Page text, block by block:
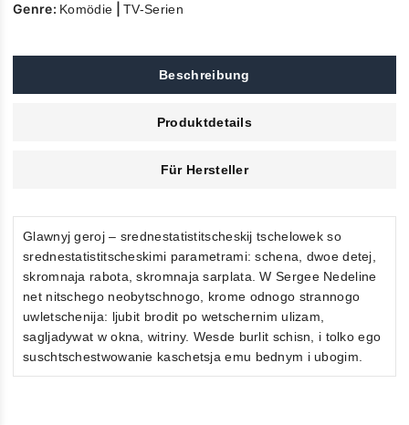
Genre: Komödie |TV-Serien
Beschreibung
Produktdetails
Für Hersteller
Glawnyj geroj – srednestatistitscheskij tschelowek so
srednestatistitscheskimi parametrami: schena, dwoe detej,
skromnaja rabota, skromnaja sarplata. W Sergee Nedeline
net nitschego neobytschnogo, krome odnogo strannogo
uwletschenija: ljubit brodit po wetschernim ulizam,
sagljadywat w okna, witriny. Wesde burlit schisn, i tolko ego
suschtschestwowanie kaschetsja emu bednym i ubogim.